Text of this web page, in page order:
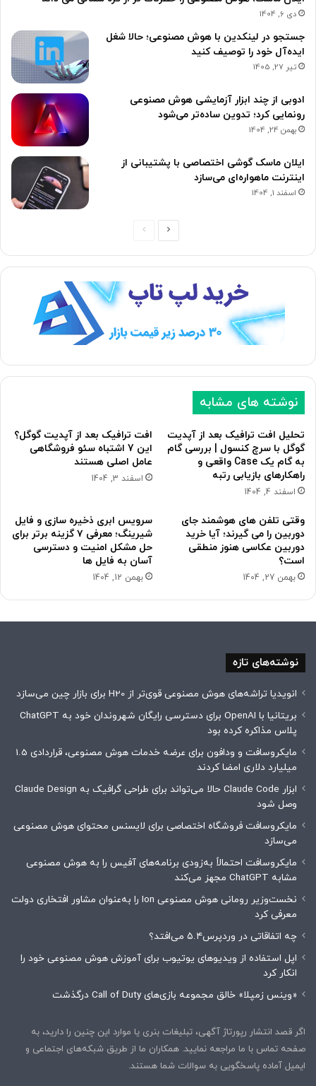
دی 6, 1404
جستجو در لینکدین با هوش مصنوعی؛ حالا شغل
ایده‌آل خود را توصیف کنید
تیر 27, 1405
ادوبی از چند ابزار آزمایشی هوش مصنوعی
رونمایی کرد؛ تدوین ساده‌تر می‌شود
بهمن 24, 1404
ایلان ماسک گوشی اختصاصی با پشتیبانی از
اینترنت ماهواره‌ای می‌سازد
اسفند 1, 1404
صفحه
صفحه
نوشته های مشابه
تحلیل افت ترافیک بعد از آپدیت
گوگل با سرچ کنسول | بررسی گام
به گام یک Case واقعی و
راهکارهای بازیابی رتبه
اسفند 4, 1404
افت ترافیک بعد از آپدیت گوگل؟
این 7 اشتباه سئو فروشگاهی
عامل اصلی هستند
اسفند 3, 1404
وقتی تلفن های هوشمند جای
دوربین را می گیرند؛ آیا خرید
دوربین عکاسی هنوز منطقی
است؟
بهمن 27, 1404
سرویس ابری ذخیره سازی و فایل
شیرینگ؛ معرفی ۷ گزینه برتر برای
حل مشکل امنیت و دسترسی
آسان به فایل ها
بهمن 12, 1404
نوشته‌های تازه
انویدیا تراشه‌های هوش مصنوعی قوی‌تر از H20 برای بازار چین می‌سازد
بریتانیا با OpenAI برای دسترسی رایگان شهروندان خود به ChatGPT
پلاس مذاکره کرده بود
مایکروسافت و ودافون برای عرضه خدمات هوش مصنوعی، قراردادی 1.5
میلیارد دلاری امضا کردند
ابزار Claude Code حالا می‌تواند برای طراحی گرافیک به Claude Design
وصل شود
مایکروسافت فروشگاه اختصاصی برای لایسنس محتوای هوش مصنوعی
می‌سازد
مایکروسافت احتمالاً به‌زودی برنامه‌های آفیس را به هوش مصنوعی
مشابه ChatGPT مجهز می‌کند
نخست‌وزیر رومانی هوش مصنوعی Ion را به‌عنوان مشاور افتخاری دولت
معرفی کرد
چه اتفاقاتی در وردپرس۵.۴ می‌افتد؟
اپل استفاده از ویدیوهای یوتیوب برای آموزش هوش مصنوعی خود را
انکار کرد
«وینس زمپلا» خالق مجموعه بازی‌های Call of Duty درگذشت
اگر قصد انتشار رپورتاژ آگهی، تبلیغات بنری یا موارد این چنین را دارید، به
صفحه تماس با ما مراجعه نمایید. همکاران ما از طریق شبکه‌های اجتماعی و
ایمیل آماده پاسخگویی به سوالات شما هستند.